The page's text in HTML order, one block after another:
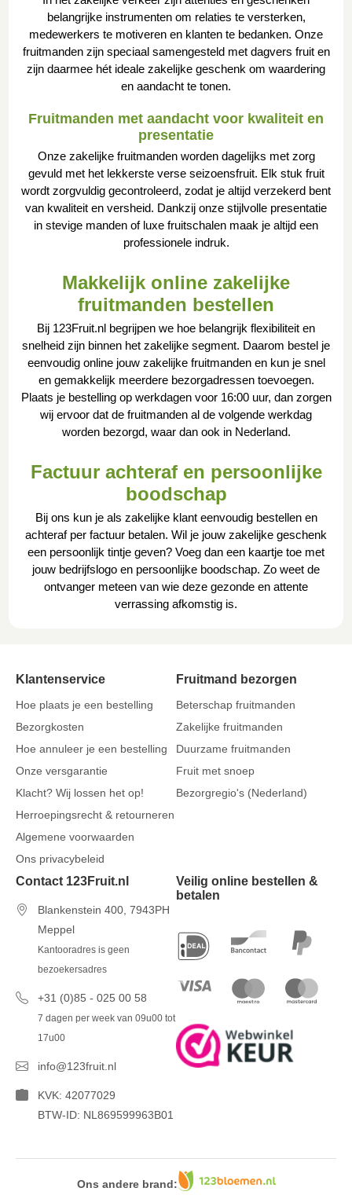
belangrijke instrumenten om relaties te versterken,
medewerkers te motiveren en klanten te bedanken. Onze
fruitmanden zijn speciaal samengesteld met dagvers fruit en
zijn daarmee hét ideale zakelijke geschenk om waardering
en aandacht te tonen.
Fruitmanden met aandacht voor kwaliteit en
presentatie
Onze zakelijke fruitmanden worden dagelijks met zorg
gevuld met het lekkerste verse seizoensfruit. Elk stuk fruit
wordt zorgvuldig gecontroleerd, zodat je altijd verzekerd bent
van kwaliteit en versheid. Dankzij onze stijlvolle presentatie
in stevige manden of luxe fruitschalen maak je altijd een
professionele indruk.
Makkelijk online zakelijke
fruitmanden bestellen
Bij 123Fruit.nl begrijpen we hoe belangrijk flexibiliteit en
snelheid zijn binnen het zakelijke segment. Daarom bestel je
eenvoudig online jouw zakelijke fruitmanden en kun je snel
en gemakkelijk meerdere bezorgadressen toevoegen.
Plaats je bestelling op werkdagen voor 16:00 uur, dan zorgen
wij ervoor dat de fruitmanden al de volgende werkdag
worden bezorgd, waar dan ook in Nederland.
Factuur achteraf en persoonlijke
boodschap
Bij ons kun je als zakelijke klant eenvoudig bestellen en
achteraf per factuur betalen. Wil je jouw zakelijke geschenk
een persoonlijk tintje geven? Voeg dan een kaartje toe met
jouw bedrijfslogo en persoonlijke boodschap. Zo weet de
ontvanger meteen van wie deze gezonde en attente
verrassing afkomstig is.
Klantenservice
Hoe plaats je een bestelling
Bezorgkosten
Hoe annuleer je een bestelling
Onze versgarantie
Klacht? Wij lossen het op!
Herroepingsrecht & retourneren
Algemene voorwaarden
Ons privacybeleid
Fruitmand bezorgen
Beterschap fruitmanden
Zakelijke fruitmanden
Duurzame fruitmanden
Fruit met snoep
Bezorgregio's (Nederland)
Contact 123Fruit.nl
Blankenstein 400, 7943PH
Meppel
Kantooradres is geen
bezoekersadres
+31 (0)85 - 025 00 58
7 dagen per week van 09u00 tot
17u00
info@123fruit.nl
KVK: 42077029
BTW-ID: NL869599963B01
Veilig online bestellen &
betalen
Ons andere brand: